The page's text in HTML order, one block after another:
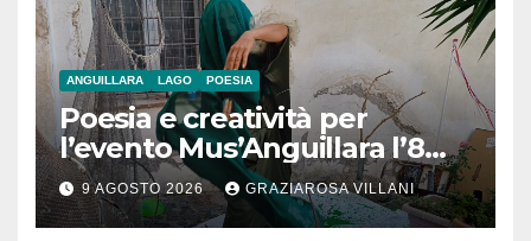
ANGUILLARA LAGO POESIA
Poesia e creatività per
l’evento Mus’Anguillara l’8
agosto 2026 al Museo
Contadino
9 AGOSTO 2026 GRAZIAROSA VILLANI